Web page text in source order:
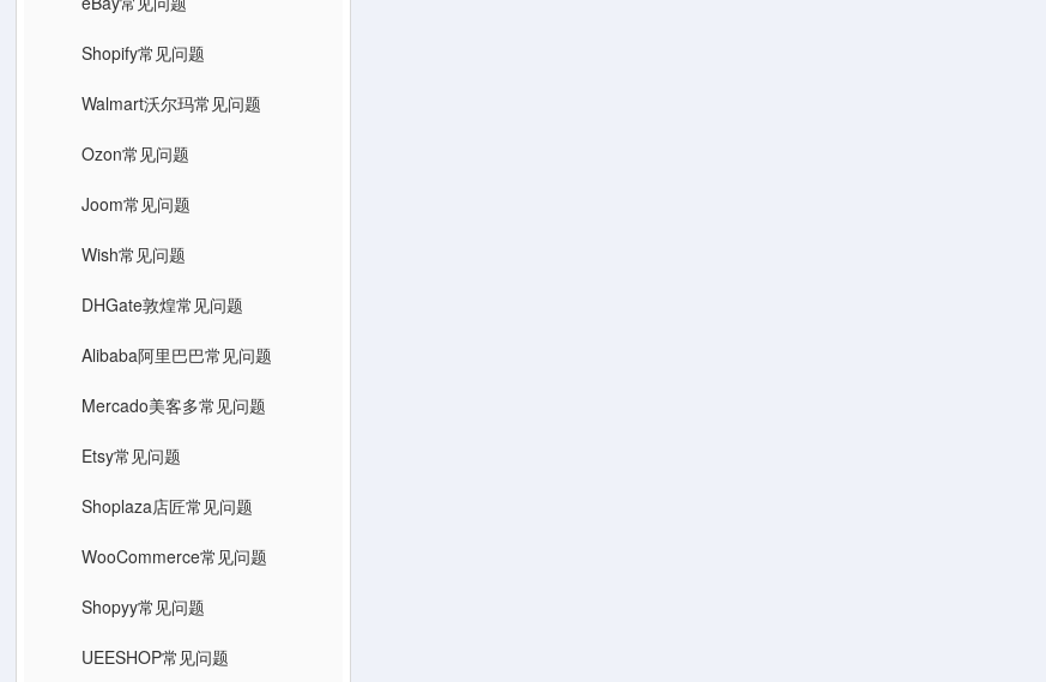
Shopify常见问题
Walmart沃尔玛常见问题
Ozon常见问题
Joom常见问题
Wish常见问题
DHGate敦煌常见问题
Alibaba阿里巴巴常见问题
Mercado美客多常见问题
Etsy常见问题
Shoplaza店匠常见问题
WooCommerce常见问题
Shopyy常见问题
UEESHOP常见问题